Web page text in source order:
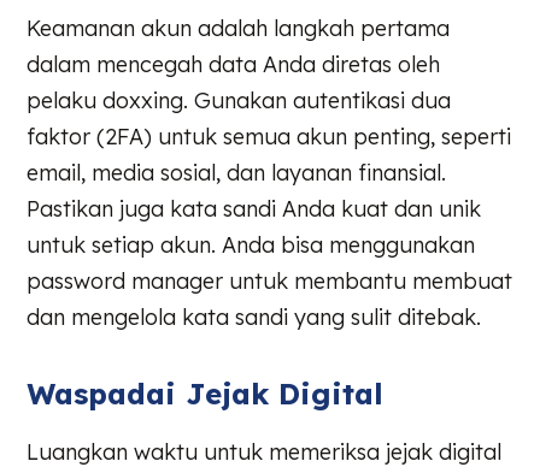
Keamanan akun adalah langkah pertama
dalam mencegah data Anda diretas oleh
pelaku doxxing. Gunakan autentikasi dua
faktor (2FA) untuk semua akun penting, seperti
email, media sosial, dan layanan finansial.
Pastikan juga kata sandi Anda kuat dan unik
untuk setiap akun. Anda bisa menggunakan
password manager untuk membantu membuat
dan mengelola kata sandi yang sulit ditebak.
Waspadai Jejak Digital
Luangkan waktu untuk memeriksa jejak digital